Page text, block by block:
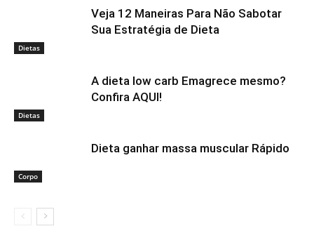
Dietas
Veja 12 Maneiras Para Não Sabotar
Sua Estratégia de Dieta
Dietas
A dieta low carb Emagrece mesmo?
Confira AQUI!
Corpo
Dieta ganhar massa muscular Rápido